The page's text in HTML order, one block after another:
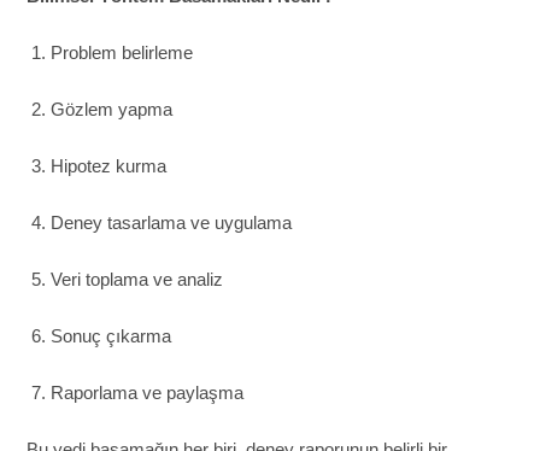
Problem belirleme
Gözlem yapma
Hipotez kurma
Deney tasarlama ve uygulama
Veri toplama ve analiz
Sonuç çıkarma
Raporlama ve paylaşma